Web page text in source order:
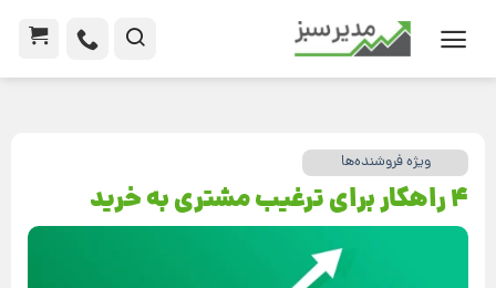
ویژه فروشنده‌ها
4 راهکار برای ترغیب مشتری به خرید